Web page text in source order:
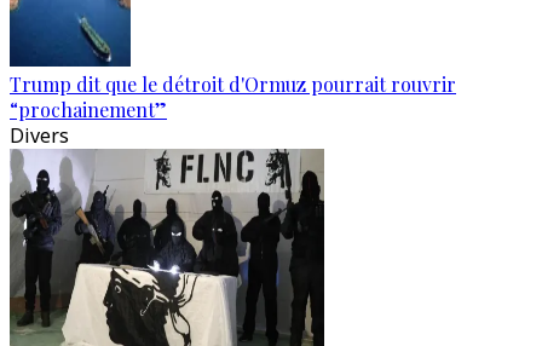
Trump dit que le détroit d'Ormuz pourrait rouvrir
“prochainement”
Divers